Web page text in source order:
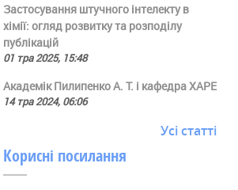
Застосування штучного інтелекту в
хімії: огляд розвитку та розподілу
публікацій
01 тра 2025, 15:48
Академік Пилипенко А. Т. і кафедра ХАРЕ
14 тра 2024, 06:06
Усі статті
Корисні посилання